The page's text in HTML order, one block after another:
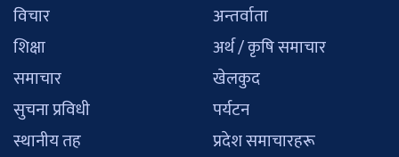
विचार
शिक्षा
समाचार
सुचना प्रविधी
स्थानीय तह
अन्तर्वाता
अर्थ / कृषि समाचार
खेलकुद
पर्यटन
प्रदेश समाचारहरू